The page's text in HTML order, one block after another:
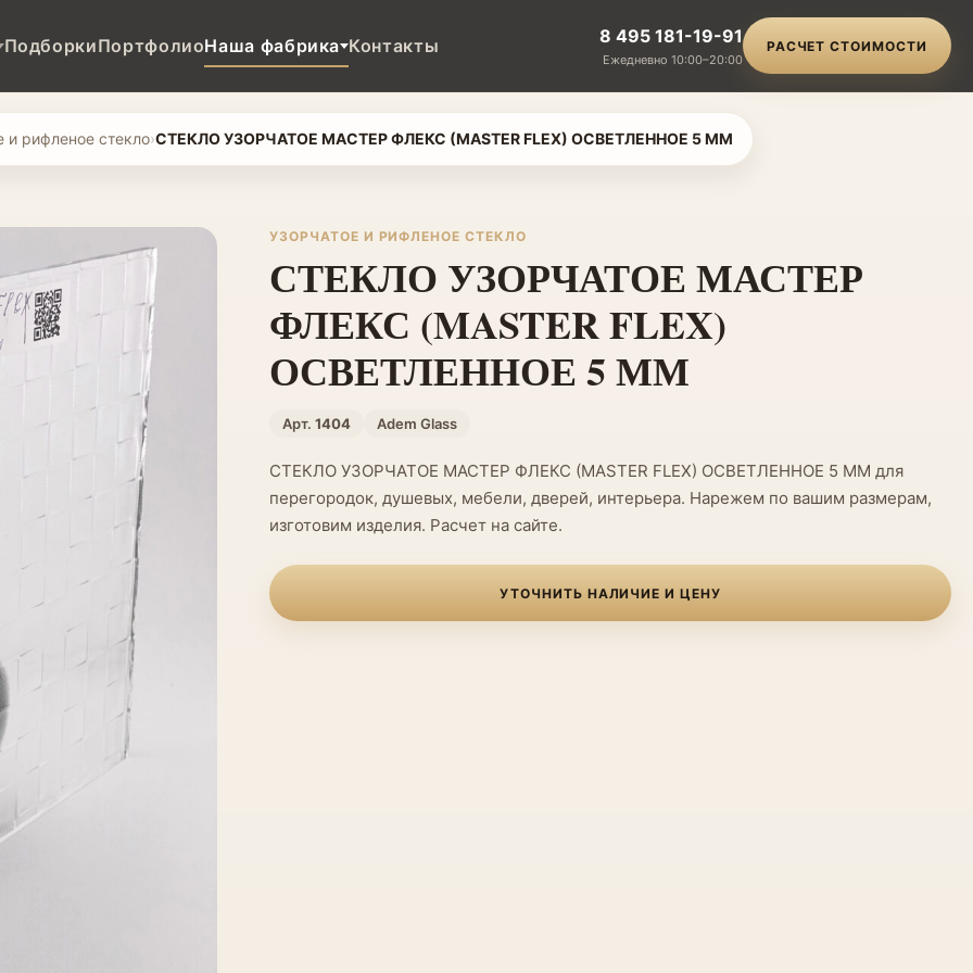
ПодборкиПортфолиоНаша фабрика Контакты 8 495 181-19-91
Ежедневно 10:00–20:00
РАСЧЕТ СТОИМОСТИ
и рифленое стекло›СТЕКЛО УЗОРЧАТОЕ МАСТЕР ФЛЕКС (MASTER FLEX) ОСВЕТЛЕННОЕ 5 ММ
УЗОРЧАТОЕ И РИФЛЕНОЕ СТЕКЛО
СТЕКЛО УЗОРЧАТОЕ МАСТЕР
ФЛЕКС (MASTER FLEX)
ОСВЕТЛЕННОЕ 5 ММ
Арт. 1404 Adem Glass
СТЕКЛО УЗОРЧАТОЕ МАСТЕР ФЛЕКС (MASTER FLEX) ОСВЕТЛЕННОЕ 5 ММ для
перегородок, душевых, мебели, дверей, интерьера. Нарежем по вашим размерам,
изготовим изделия. Расчет на сайте.
УТОЧНИТЬ НАЛИЧИЕ И ЦЕНУ